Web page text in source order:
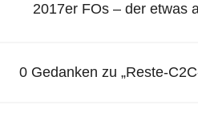
2017er FOs – der etwas
0 Gedanken zu „Reste-